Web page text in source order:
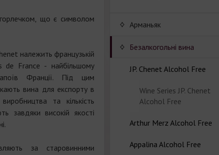
що є символом
належить французькій
de France - найбільшому
Франції. Під цим
вина для експорту в
та кількість
завдяки високій якості
за старовинними
Арманьяк
Безалкогольні вина
JP. Chenet Alcohol Free
Wine Series JP. Chenet
Alcohol Free
Arthur Merz Alcohol Free
Wine series Arthur Metz
Appalina Alcohol Free